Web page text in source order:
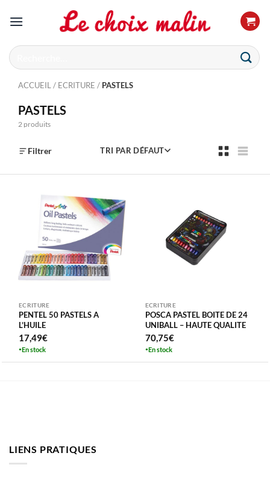
Recherche
pour :
ACCUEIL / ECRITURE / PASTELS
PASTELS
2 produits
Filtrer TRI PAR DÉFAUT
ECRITURE
PENTEL 50 PASTELS A
L’HUILE
17,49€
En stock
ECRITURE
POSCA PASTEL BOITE DE 24
UNIBALL – HAUTE QUALITE
70,75€
En stock
LIENS PRATIQUES